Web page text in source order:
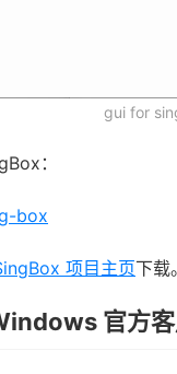
gui for
：
box
项目主页下载。
官方客